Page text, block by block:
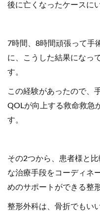
後に亡くなったケースに
7時間、8時間頑張って手
に、こうした結果になっ
す。
この経験があったので、
QOLが向上する救命救急
す。
その2つから、患者様と
な治療手段をコーディネ
めのサポートができる整
整形外科は、骨折でもい